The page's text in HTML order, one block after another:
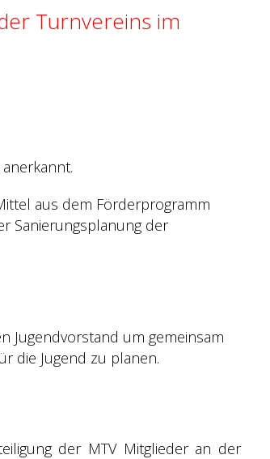
Turnvereins im
aus dem Förderprogramm
Sanierungsplanung der
Jugendvorstand um gemeinsam
die Jugend zu planen.
der MTV Mitglieder an der